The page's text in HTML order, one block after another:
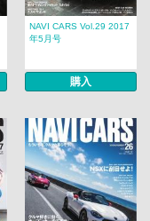
NAVI CARS Vol.29 2017
年5月号
購入